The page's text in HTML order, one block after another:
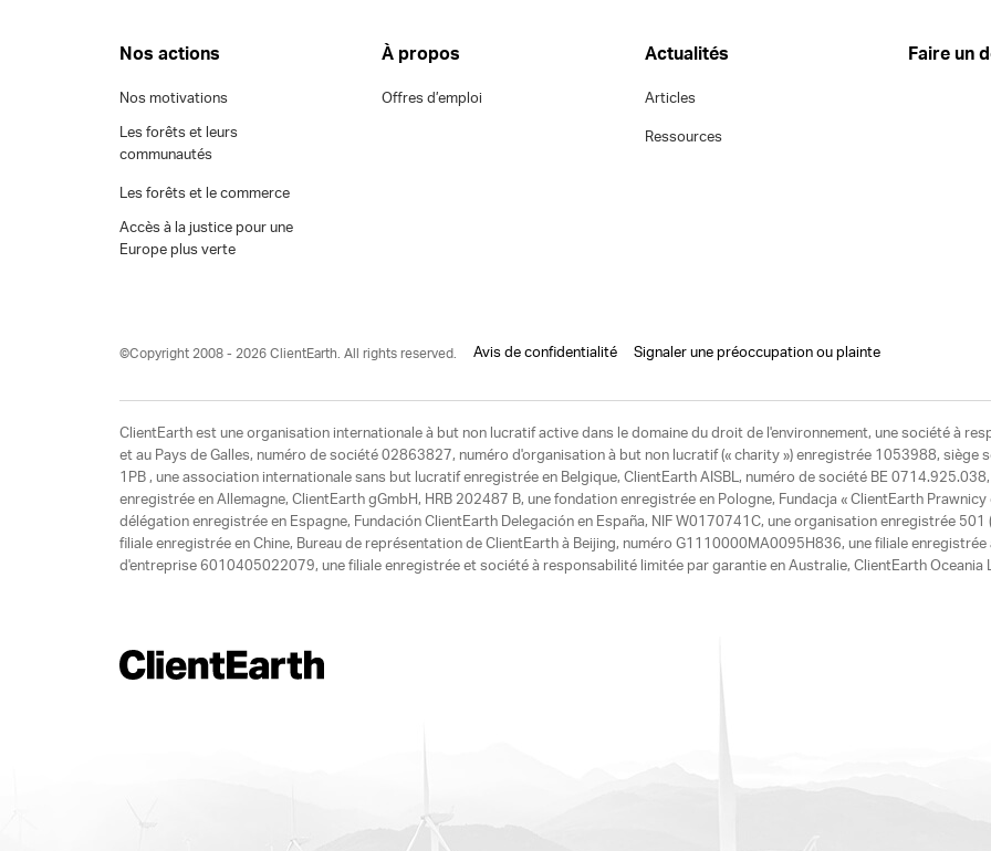
Nos actions
Nos motivations
Les forêts et leurs
communautés
Les forêts et le commerce
Accès à la justice pour une
Europe plus verte
À propos
Offres d’emploi
Actualités
Articles
Ressources
Faire un
©Copyright 2008 - 2026 ClientEarth. All rights reserved. Avis de confidentialité Signaler une préoccupation ou plainte
ClientEarth est une organisation internationale à but non lucratif active dans le domaine du droit de l'environnement, une société à
et au Pays de Galles, numéro de société 02863827, numéro d'organisation à but non lucratif (« charity ») enregistrée 1053988, siège
1PB , une association internationale sans but lucratif enregistrée en Belgique, ClientEarth AISBL, numéro de société BE
enregistrée en Allemagne, ClientEarth gGmbH, HRB 202487 B, une fondation enregistrée en Pologne, Fundacja « ClientEarth
délégation enregistrée en Espagne, Fundación ClientEarth Delegación en España, NIF W0170741C, une organisation enregistrée
filiale enregistrée en Chine, Bureau de représentation de ClientEarth à Beijing, numéro G1110000MA0095H836, une filiale
d'entreprise 6010405022079, une filiale enregistrée et société à responsabilité limitée par garantie en Australie, ClientEarth